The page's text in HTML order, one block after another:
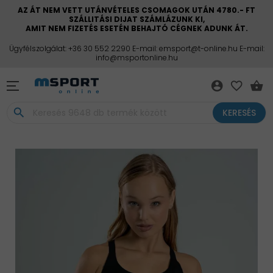
AZ ÁT NEM VETT UTÁNVÉTELES CSOMAGOK UTÁN 4780.- FT
SZÁLLITÁSI DIJAT SZÁMLÁZUNK KI,
AMIT NEM FIZETÉS ESETÉN BEHAJTÓ CÉGNEK ADUNK ÁT.
Ügyfélszolgálat: +36 30 552 2290 E-mail: emsport@t-online.hu E-mail:
info@msportonline.hu
account_circle favorite_border shopping_basket
search KERESÉS